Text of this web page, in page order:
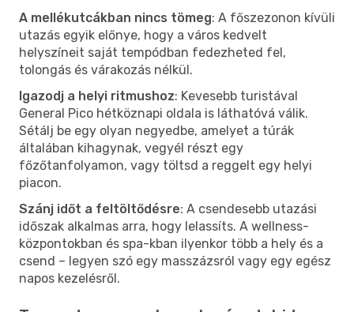
A mellékutcákban nincs tömeg: A főszezonon kívüli
utazás egyik előnye, hogy a város kedvelt
helyszíneit saját tempódban fedezheted fel,
tolongás és várakozás nélkül.
Igazodj a helyi ritmushoz: Kevesebb turistával
General Pico hétköznapi oldala is láthatóvá válik.
Sétálj be egy olyan negyedbe, amelyet a túrák
általában kihagynak, vegyél részt egy
főzőtanfolyamon, vagy töltsd a reggelt egy helyi
piacon.
Szánj időt a feltöltődésre: A csendesebb utazási
időszak alkalmas arra, hogy lelassíts. A wellness-
központokban és spa-kban ilyenkor több a hely és a
csend – legyen szó egy masszázsról vagy egy egész
napos kezelésről.